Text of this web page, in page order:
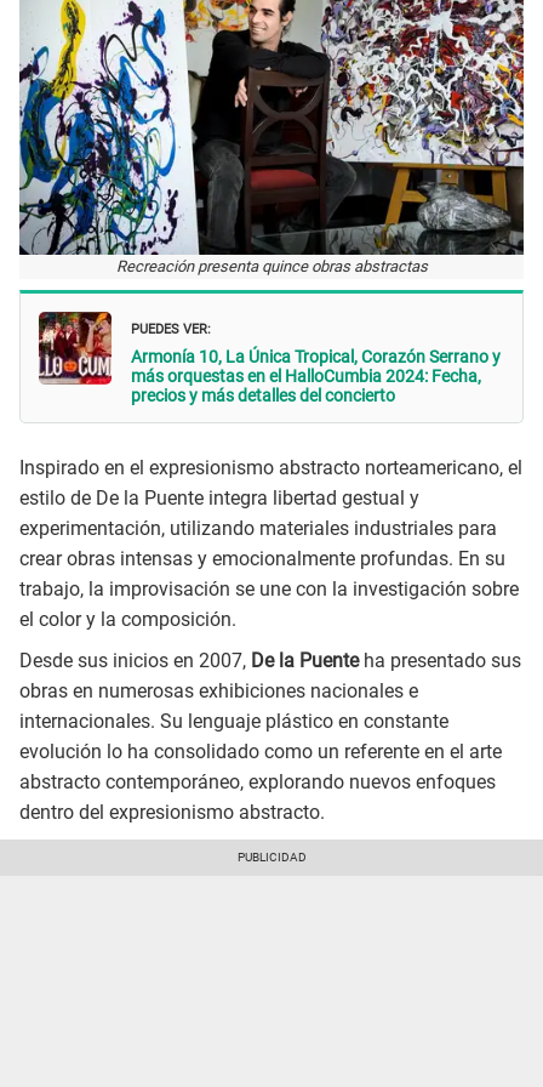
Recreación presenta quince obras abstractas
PUEDES VER:
Armonía 10, La Única Tropical, Corazón Serrano y
más orquestas en el HalloCumbia 2024: Fecha,
precios y más detalles del concierto
Inspirado en el expresionismo abstracto norteamericano, el
estilo de De la Puente integra libertad gestual y
experimentación, utilizando materiales industriales para
crear obras intensas y emocionalmente profundas. En su
trabajo, la improvisación se une con la investigación sobre
el color y la composición.
Desde sus inicios en 2007, De la Puenteha presentado sus
obras en numerosas exhibiciones nacionales e
internacionales. Su lenguaje plástico en constante
evolución lo ha consolidado como un referente en el arte
abstracto contemporáneo, explorando nuevos enfoques
dentro del expresionismo abstracto.